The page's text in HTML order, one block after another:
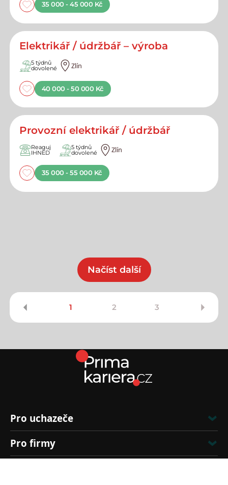
35 000 - 45 000 Kč
Elektrikář / údržbář – výroba
5 týdnů
dovolené Zlín
40 000 - 50 000 Kč
Provozní elektrikář / údržbář
Reaguj
IHNED
5 týdnů
dovolené Zlín
35 000 - 55 000 Kč
Načíst další
1 2 3
Pro uchazeče
Pro firmy